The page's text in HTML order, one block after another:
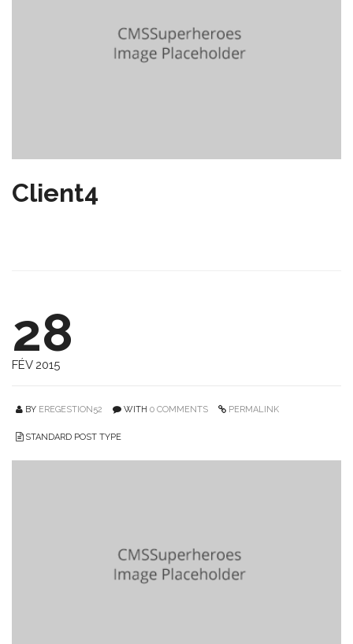
Client4
28
FÉV 2015
BY EREGESTION52 WITH 0 COMMENTS PERMALINK
STANDARD POST TYPE